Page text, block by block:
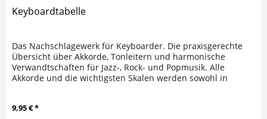
Keyboardtabelle
Das Nachschlagewerk für Keyboarder. Die praxisgerechte
Übersicht über Akkorde, Tonleitern und harmonische
Verwandtschaften für Jazz-, Rock- und Popmusik. Alle
Akkorde und die wichtigsten Skalen werden sowohl in
9,95 € *